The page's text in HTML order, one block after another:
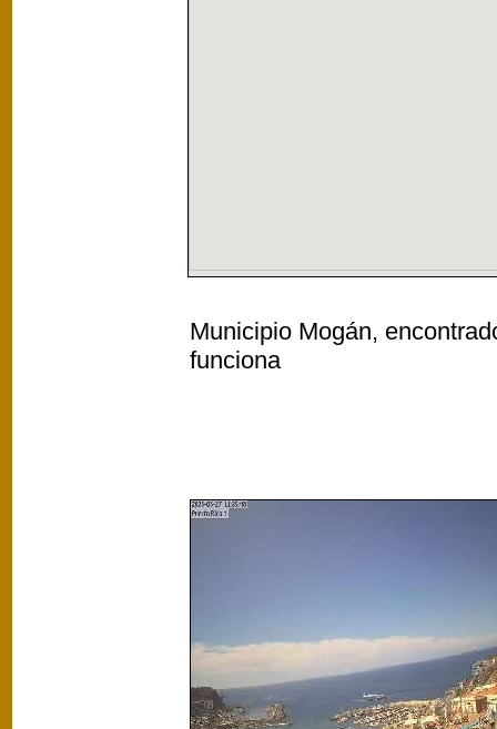
Municipio Mogán,
funciona